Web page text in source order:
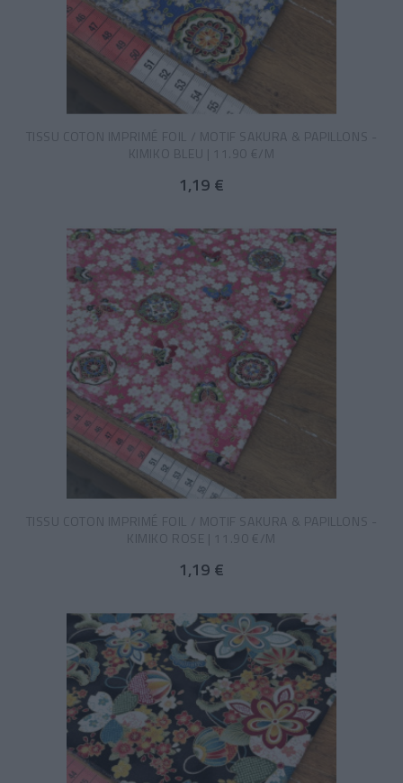
TISSU COTON IMPRIMÉ FOIL / MOTIF SAKURA & PAPILLONS -
KIMIKO BLEU | 11.90 €/M
1,19 €
TISSU COTON IMPRIMÉ FOIL / MOTIF SAKURA & PAPILLONS -
KIMIKO ROSE | 11.90 €/M
1,19 €